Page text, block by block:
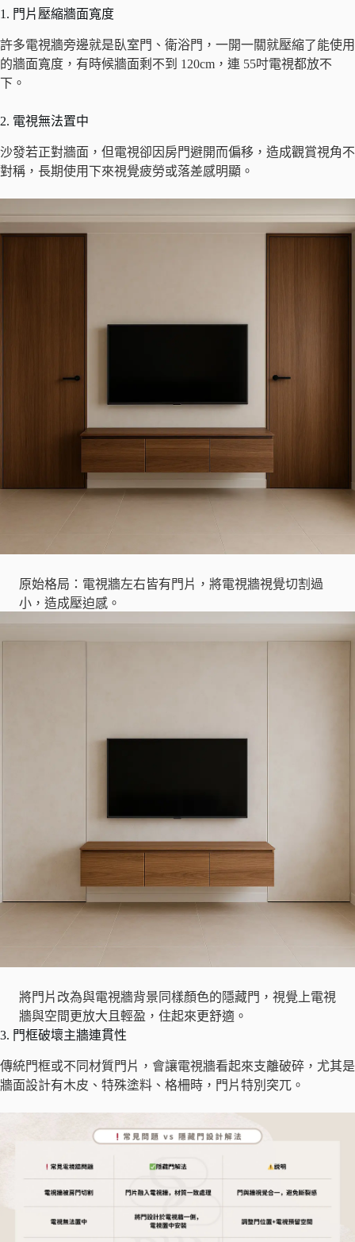
1. 門片壓縮牆面寬度
許多電視牆旁邊就是臥室門、衛浴門，一開一關就壓縮了能使用
的牆面寬度，有時候牆面剩不到 120cm，連 55吋電視都放不
下。
2. 電視無法置中
沙發若正對牆面，但電視卻因房門避開而偏移，造成觀賞視角不
對稱，長期使用下來視覺疲勞或落差感明顯。
原始格局：電視牆左右皆有門片，將電視牆視覺切割過
小，造成壓迫感。
將門片改為與電視牆背景同樣顏色的隱藏門，視覺上電視
牆與空間更放大且輕盈，住起來更舒適。
3. 門框破壞主牆連貫性
傳統門框或不同材質門片，會讓電視牆看起來支離破碎，尤其是
牆面設計有木皮、特殊塗料、格柵時，門片特別突兀。